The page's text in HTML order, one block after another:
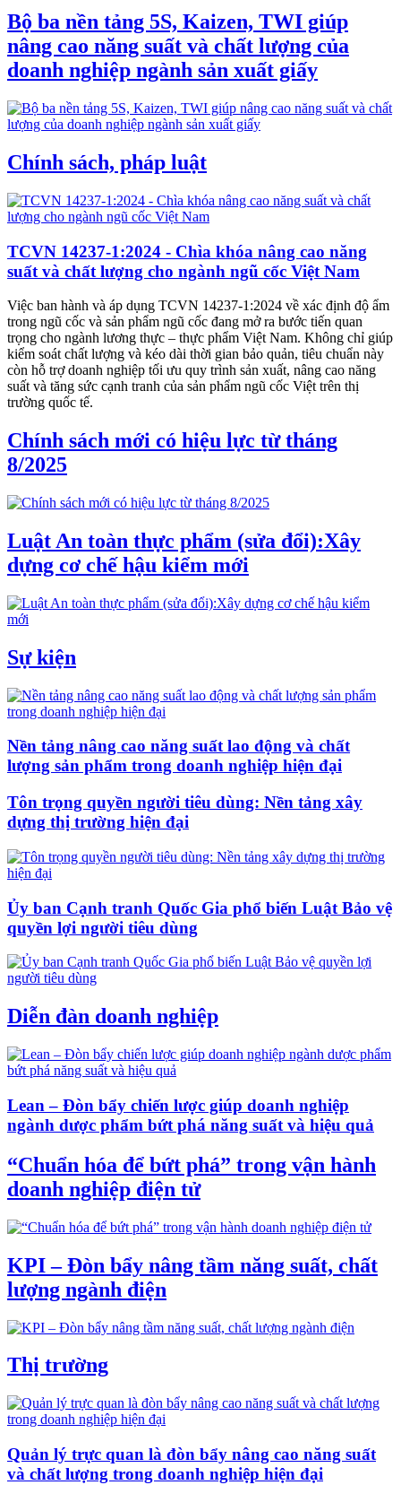
Bộ ba nền tảng 5S, Kaizen, TWI giúp
nâng cao năng suất và chất lượng của
doanh nghiệp ngành sản xuất giấy
Chính sách, pháp luật
TCVN 14237-1:2024 - Chìa khóa nâng cao năng
suất và chất lượng cho ngành ngũ cốc Việt Nam
Việc ban hành và áp dụng TCVN 14237-1:2024 về xác định độ ẩm
trong ngũ cốc và sản phẩm ngũ cốc đang mở ra bước tiến quan
trọng cho ngành lương thực – thực phẩm Việt Nam. Không chỉ giúp
kiểm soát chất lượng và kéo dài thời gian bảo quản, tiêu chuẩn này
còn hỗ trợ doanh nghiệp tối ưu quy trình sản xuất, nâng cao năng
suất và tăng sức cạnh tranh của sản phẩm ngũ cốc Việt trên thị
trường quốc tế.
Chính sách mới có hiệu lực từ tháng
8/2025
Luật An toàn thực phẩm (sửa đổi):Xây
dựng cơ chế hậu kiểm mới
Sự kiện
Nền tảng nâng cao năng suất lao động và chất
lượng sản phẩm trong doanh nghiệp hiện đại
Tôn trọng quyền người tiêu dùng: Nền tảng xây
dựng thị trường hiện đại
Ủy ban Cạnh tranh Quốc Gia phổ biến Luật Bảo vệ
quyền lợi người tiêu dùng
Diễn đàn doanh nghiệp
Lean – Đòn bẩy chiến lược giúp doanh nghiệp
ngành dược phẩm bứt phá năng suất và hiệu quả
“Chuẩn hóa để bứt phá” trong vận hành
doanh nghiệp điện tử
KPI – Đòn bẩy nâng tầm năng suất, chất
lượng ngành điện
Thị trường
Quản lý trực quan là đòn bẩy nâng cao năng suất
và chất lượng trong doanh nghiệp hiện đại